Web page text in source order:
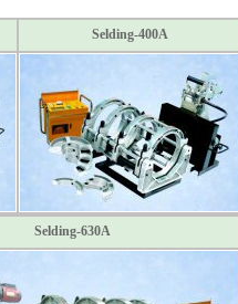
Selding-400A
Selding-630A